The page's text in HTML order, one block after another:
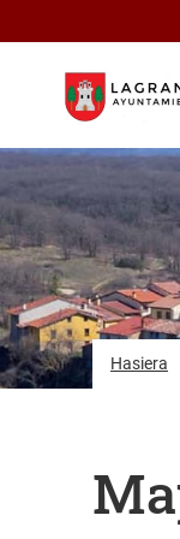
Hasiera